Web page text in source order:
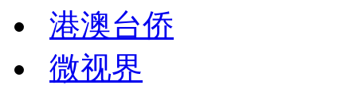
港澳台侨
微视界